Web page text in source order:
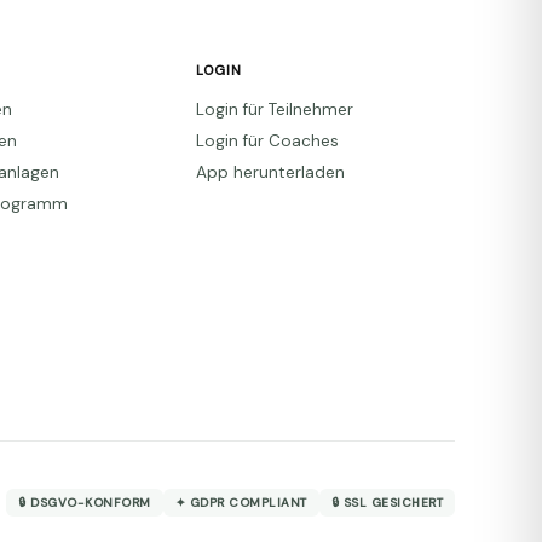
LOGIN
Login für Teilnehmer
Login für Coaches
App herunterladen
🔒 DSGVO-KONFORM ✦ GDPR COMPLIANT 🔒 SSL GESICHERT